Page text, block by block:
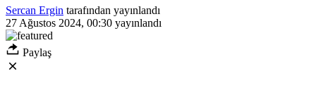
Sercan Ergin tarafından yayınlandı
27 Ağustos 2024, 00:30 yayınlandı
Paylaş